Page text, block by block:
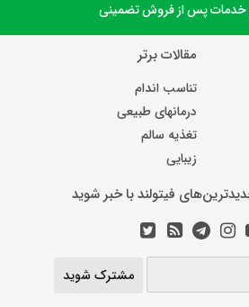
خدمات پس از فروش تضمینی
مقالات برتر
تناسب اندام
درمانهای طبیعی
تغذیه سالم
زیبایی
فیتولند با خبر شوید
مشترک شوید